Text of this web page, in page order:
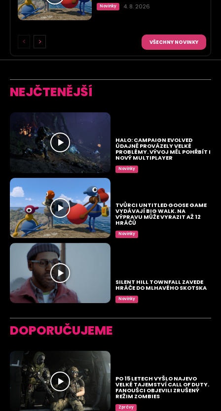
Novinky 4. 8. 2026
VŠECHNY NOVINKY
NEJČTENĚJŠÍ
HALO: CAMPAIGN EVOLVED
ÚDAJNĚ PROVÁZELY VELKÉ
PROBLÉMY. VÝVOJ MĚL POHŘBÍT I
NOVÝ MULTIPLAYER
Novinky
TVŮRCI UNTITLED GOOSE GAME
VYDÁVAJÍ BIG WALK. NA
VÝPRAVU MŮŽE VYRAZIT AŽ 12
HRÁČŮ
Novinky
SILENT HILL TOWNFALL ZAVEDE
HRÁČE DO MLHAVÉHO SKOTSKA
Novinky
DOPORUČUJEME
PO 15 LETECH VYŠLO NAJEVO
VELKÉ TAJEMSTVÍ CALL OF DUTY.
FANOUŠCI OBJEVILI ZRUŠENÝ
REŽIM ZOMBIES
Zprávy